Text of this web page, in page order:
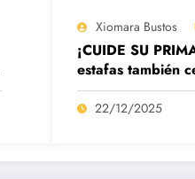
Xiomara Bustos
¡CUIDE SU
estafas también
22/12/2025